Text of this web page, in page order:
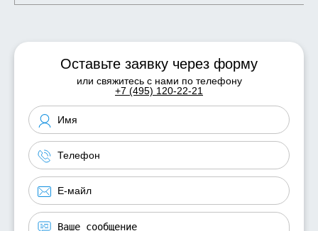
Оставьте заявку через форму
или свяжитесь с нами по телефону
+7 (495) 120-22-21